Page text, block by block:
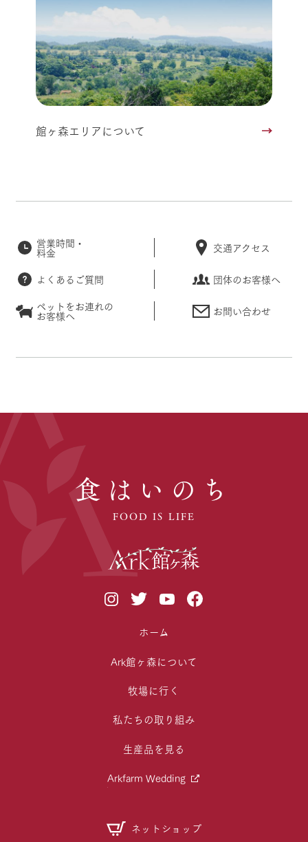
館ヶ森エリアについて
営業時間・
料金 交通アクセス
よくあるご質問
団体のお客様へ
ペットをお連れの
お客様へ お問い合わせ
食はいのち
FOOD IS LIFE
ホーム
Ark館ヶ森について
牧場に行く
私たちの取り組み
生産品を見る
Arkfarm Wedding
ネットショップ